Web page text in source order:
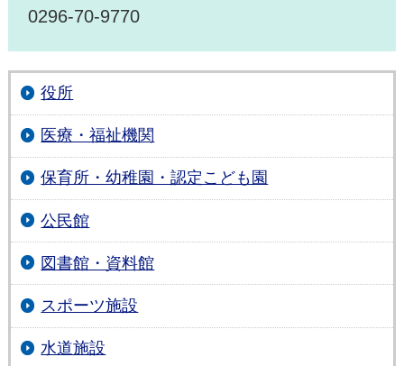
0296-70-9770
役所
医療・福祉機関
保育所・幼稚園・認定こども園
公民館
図書館・資料館
スポーツ施設
水道施設